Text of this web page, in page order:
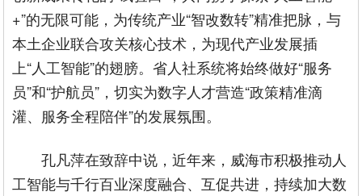
+”的无限可能，为传统产业“智改数转”精准把脉，与
本土企业联合攻关核心技术，为现代产业发展插
上“人工智能”的翅膀。省人社系统将始终做好“服务
员”和“护航员”，切实为数字人才营造“政策精准滴
灌、服务全程陪伴”的发展氛围。
孔凡萍在致辞中说，近年来，威海市积极推动人
工智能与千行百业深度融合、互促共进，持续加大数